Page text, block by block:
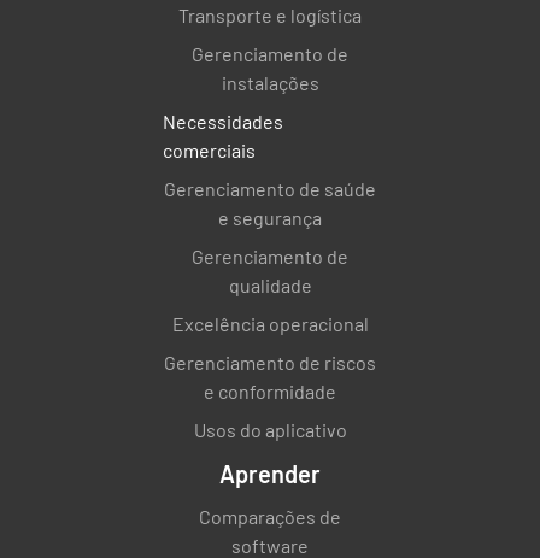
Transporte e logística
Gerenciamento de
instalações
Necessidades
comerciais
Gerenciamento de saúde
e segurança
Gerenciamento de
qualidade
Excelência operacional
Gerenciamento de riscos
e conformidade
Usos do aplicativo
Aprender
Comparações de
software